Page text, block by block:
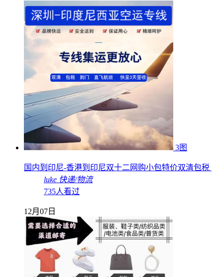
3图
国内到印尼-香港到印尼双十二网购小包特价双清包税
luke 快递/物流
735人看过
12月07日